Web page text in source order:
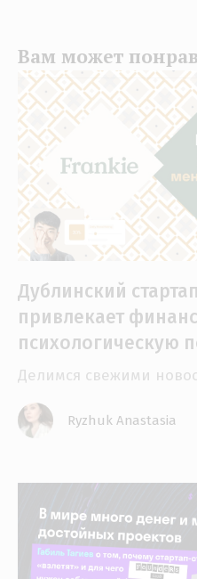
Вам может
Дублинский
привлекает
психологическую
Делимся свежими
Ryzhuk Anastasia